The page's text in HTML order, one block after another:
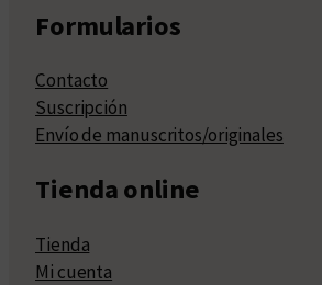
Formularios
Contacto
Suscripción
Envío de manuscritos/originales
Tienda online
Tienda
Mi cuenta